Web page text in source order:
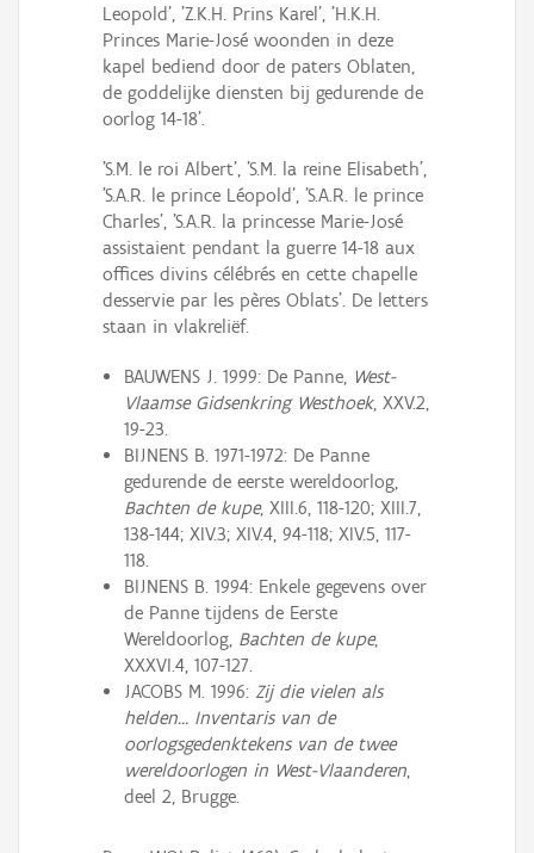
Leopold', 'Z.K.H. Prins Karel', 'H.K.H.
Princes Marie-José woonden in deze
kapel bediend door de paters Oblaten,
de goddelijke diensten bij gedurende de
oorlog 14-18'.
'S.M. le roi Albert', 'S.M. la reine Elisabeth',
'S.A.R. le prince Léopold', 'S.A.R. le prince
Charles', 'S.A.R. la princesse Marie-José
assistaient pendant la guerre 14-18 aux
offices divins célébrés en cette chapelle
desservie par les pères Oblats'. De letters
staan in vlakreliëf.
BAUWENS J. 1999: De Panne, West-
Vlaamse Gidsenkring Westhoek, XXV.2,
19-23.
BIJNENS B. 1971-1972: De Panne
gedurende de eerste wereldoorlog,
Bachten de kupe, XIII.6, 118-120; XIII.7,
138-144; XIV.3; XIV.4, 94-118; XIV.5, 117-
118.
BIJNENS B. 1994: Enkele gegevens over
de Panne tijdens de Eerste
Wereldoorlog, Bachten de kupe,
XXXVI.4, 107-127.
JACOBS M. 1996: Zij die vielen als
helden... Inventaris van de
oorlogsgedenktekens van de twee
wereldoorlogen in West-Vlaanderen,
deel 2, Brugge.